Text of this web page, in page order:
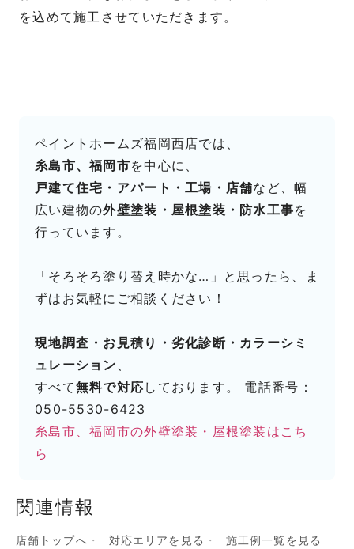
を込めて施工させていただきます。
ペイントホームズ福岡西店では、
糸島市、福岡市を中心に、
戸建て住宅・アパート・工場・店舗など、幅
広い建物の外壁塗装・屋根塗装・防水工事を
行っています。
「そろそろ塗り替え時かな…」と思ったら、ま
ずはお気軽にご相談ください！
現地調査・お見積り・劣化診断・カラーシミ
ュレーション 、
すべて無料で対応 しております。 電話番号：
050-5530-6423
糸島市、福岡市の外壁塗装・屋根塗装はこち
ら
関連情報
店舗トップへ 対応エリアを見る
施工例一覧を見る